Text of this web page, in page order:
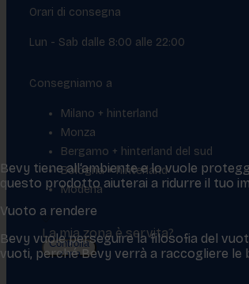
Bevy tiene all‘ambiente e lo vuole
questo prodotto aiuterai a ridurre il tuo
Vuoto a rendere
Bevy vuole perseguire la filosofia del
vuoti, perché Bevy verrà a raccogliere
Orari di consegna
Lun - Sab dalle 8:00 alle 22:00
Consegniamo a
Milano + hinterland
Monza
Bergamo + hinterland del sud
Bologna + hinterland
Modena
La mia zona è servita?
Controlla
zona